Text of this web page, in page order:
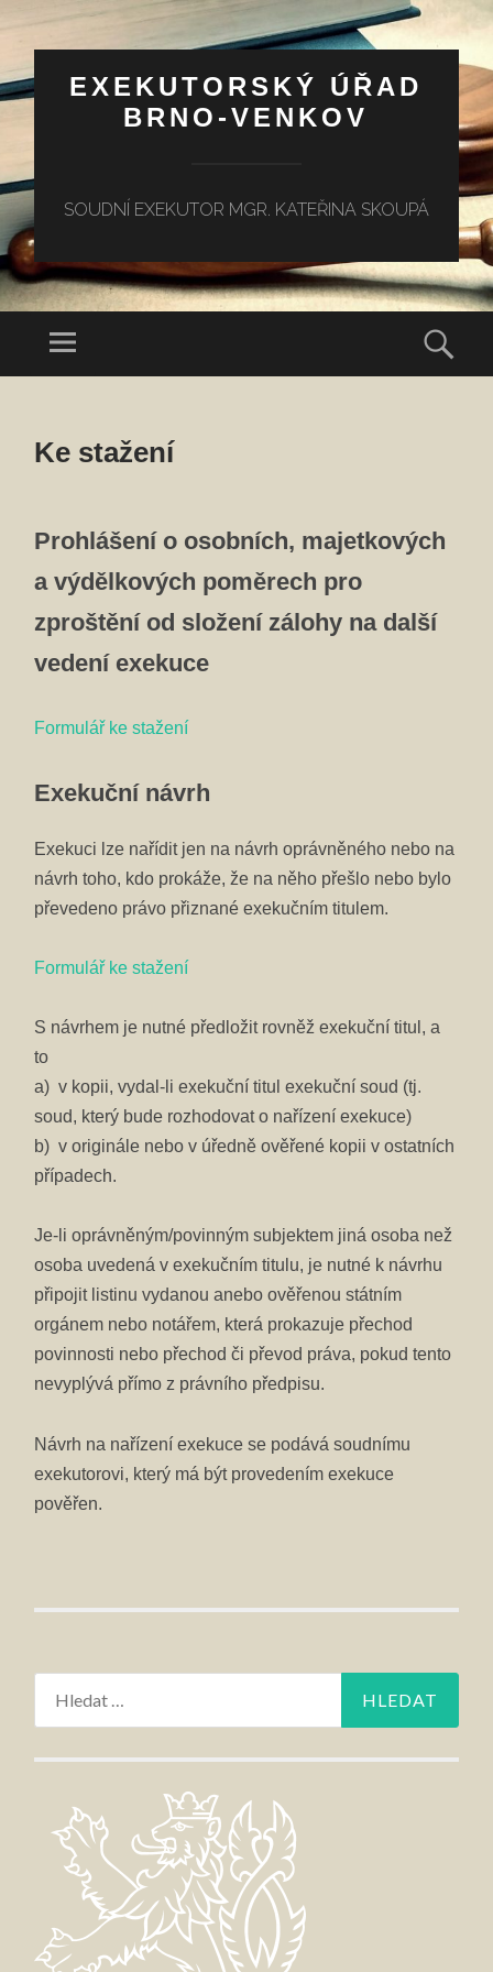
EXEKUTORSKÝ ÚŘAD
BRNO-VENKOV
SOUDNÍ EXEKUTOR MGR. KATEŘINA SKOUPÁ
Menu
OBSAHUKe stažení
Prohlášení o osobních, majetkových
a výdělkových poměrech pro
zproštění od složení zálohy na další
vedení exekuce
Formulář ke stažení
Exekuční návrh
Exekuci lze nařídit jen na návrh oprávněného nebo na
návrh toho, kdo prokáže, že na něho přešlo nebo bylo
převedeno právo přiznané exekučním titulem.
Formulář ke stažení
S návrhem je nutné předložit rovněž exekuční titul, a
to
a) v kopii, vydal-li exekuční titul exekuční soud (tj.
soud, který bude rozhodovat o nařízení exekuce)
b) v originále nebo v úředně ověřené kopii v ostatních
případech.
Je-li oprávněným/povinným subjektem jiná osoba než
osoba uvedená v exekučním titulu, je nutné k návrhu
připojit listinu vydanou anebo ověřenou státním
orgánem nebo notářem, která prokazuje přechod
povinnosti nebo přechod či převod práva, pokud tento
nevyplývá přímo z právního předpisu.
Návrh na nařízení exekuce se podává soudnímu
exekutorovi, který má být provedením exekuce
pověřen.